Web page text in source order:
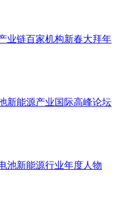
业链百家机构新春大拜年
新能源产业国际高峰论坛
池新能源行业年度人物